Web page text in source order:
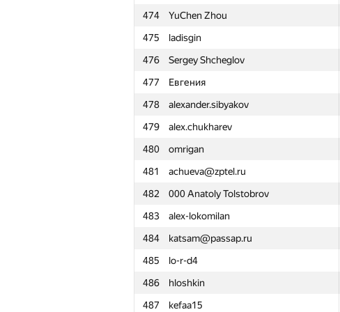
474
YuChen Zhou
475
ladisgin
476
Sergey Shcheglov
477
Евгения
478
alexander.sibyakov
479
alex.chukharev
480
omrigan
481
achueva@zptel.ru
482
000 Anatoly Tolstobrov
483
alex-lokomilan
484
katsam@passap.ru
485
lo-r-d4
486
hloshkin
487
kefaa15
451 atokarev82
452
FallenTurret
453
r.mikhniuk
454
Pakkapong Sricharoen
455
rizzen96
456
fetetriste
457
jajack000
458
Артём
459
Cromel3
460
Pierromagien
461
krunt
462
PFischbeck
463
marcose18
464
dvp